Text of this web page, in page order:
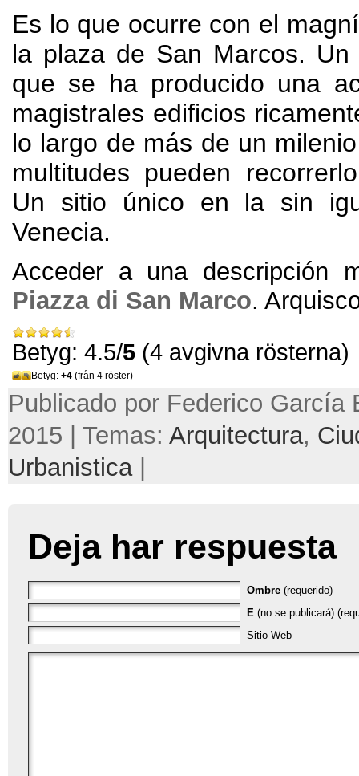
Es lo que ocurre con el
la plaza de San Marcos. Un
que se ha producido una
magistrales edificios
lo largo de más de un
multitudes pueden
Un sitio único en la sin
Venecia.
Acceder a una descripción
Piazza di San Marco.
Betyg: 4.5/5 (4 avgivna rösterna)
Betyg: +4 (från 4 röster)
Publicado por Federico García
2015 | Temas: Arquitectura,
Urbanistica|
Deja har respuesta
Ombre (requerido)
E (no se publicará)
Sitio Web